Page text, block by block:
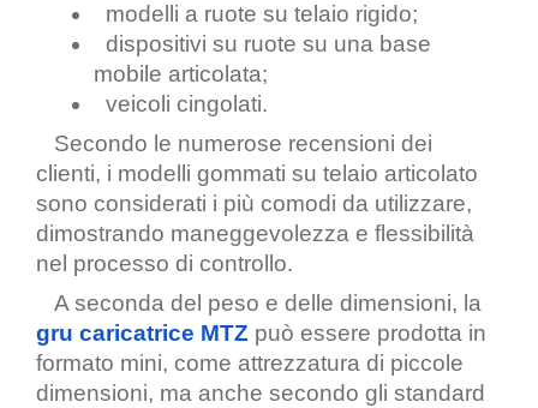
modelli a ruote su telaio rigido;
dispositivi su ruote su una base
mobile articolata;
veicoli cingolati.
Secondo le numerose recensioni dei
clienti, i modelli gommati su telaio articolato
sono considerati i più comodi da utilizzare,
dimostrando maneggevolezza e flessibilità
nel processo di controllo.
gru caricatrice MTZ può essere prodotta in
formato mini, come attrezzatura di piccole
dimensioni, ma anche secondo gli standard